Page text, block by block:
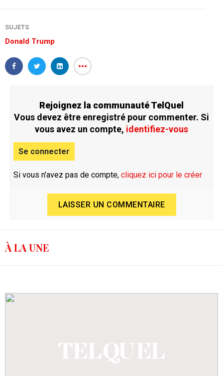
SUJETS
Donald Trump
Rejoignez la communauté TelQuel
Vous devez être enregistré pour commenter. Si
vous avez un compte, identifiez-vous
Se connecter
Si vous n'avez pas de compte, cliquez ici pour le créer
LAISSER UN COMMENTAIRE
À LA UNE